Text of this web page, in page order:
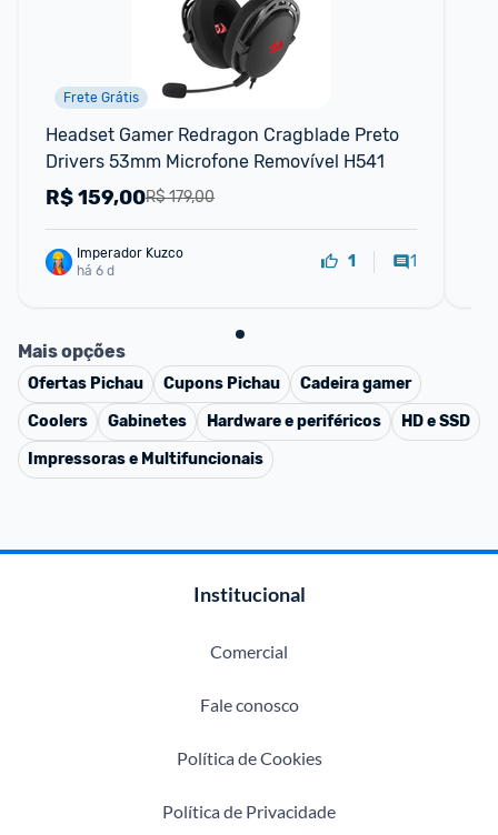
Frete Grátis
Headset Gamer Redragon Cragblade Preto
Drivers 53mm Microfone Removível H541
R$ 179,00
R$159,00
Imperador Kuzco
há 6 d
1 1
Mais opções
Ofertas Pichau Cupons Pichau
Cadeira gamer
Coolers
Gabinetes Hardware e periféricos
HD e SSD
Impressoras e Multifuncionais
Institucional
Comercial
Fale conosco
Política de Cookies
Política de Privacidade